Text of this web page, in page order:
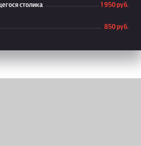
столика 1 950 руб.
850 руб.